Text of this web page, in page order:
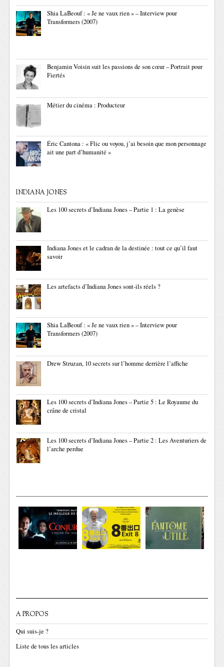
Shia LaBeouf : « Je ne vaux rien » – Interview pour
Transformers (2007)
Benjamin Voisin suit les passions de son cœur – Portrait pour
Fiertés
Métier du cinéma : Producteur
Éric Cantona : « Flic ou voyou, j’ai besoin que mon personnage
ait une part d’humanité »
INDIANA JONES
Les 100 secrets d’Indiana Jones – Partie 1 : La genèse
Indiana Jones et le cadran de la destinée : tout ce qu’il faut
savoir
Les artefacts d’Indiana Jones sont-ils réels ?
Shia LaBeouf : « Je ne vaux rien » – Interview pour
Transformers (2007)
Drew Struzan, 10 secrets sur l’homme derrière l’affiche
Les 100 secrets d’Indiana Jones – Partie 5 : Le Royaume du
crâne de cristal
Les 100 secrets d’Indiana Jones – Partie 2 : Les Aventuriers de
l’arche perdue
A PROPOS
Qui suis-je ?
Liste de tous les articles